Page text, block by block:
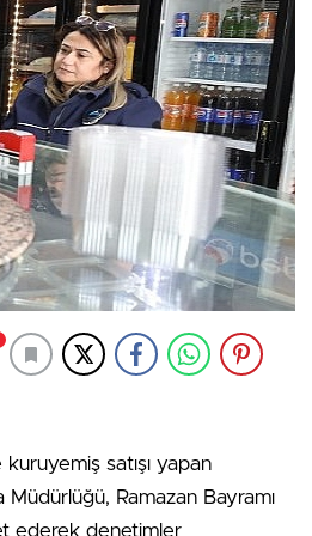
satışı yapan
Ramazan Bayramı
ederek denetimler